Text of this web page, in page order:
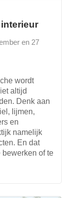
en 27
wordt
altijd
Denk aan
lijmen,
en
namelijk
En dat
of te